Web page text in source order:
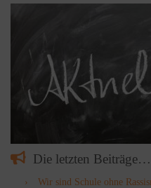
Die letzten Beiträge…
Wir sind Schule ohne